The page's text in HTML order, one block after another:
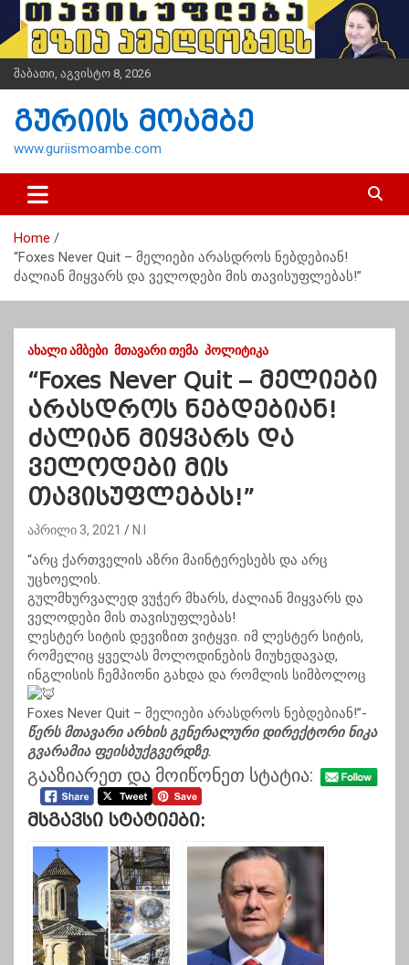
i
t
n
შაბათი, აგვისტო 8, 2026
გურიის მოამბე
www.guriismoambe.com
Home
“Foxes Never Quit – მელიები არასდროს ნებდებიან!
ძალიან მიყვარს და ველოდები მის თავისუფლებას!”
ᲐᲮᲐᲚᲘ ᲐᲛᲑᲔᲑᲘ ᲛᲗᲐᲕᲐᲠᲘ ᲗᲔᲛᲐ ᲞᲝᲚᲘᲢᲘᲙᲐ
“Foxes Never Quit – მელიები
არასდროს ნებდებიან!
ძალიან მიყვარს და
ველოდები მის
თავისუფლებას!”
აპრილი 3, 2021 N.I
“არც ქართველის აზრი მაინტერესებს და არც
უცხოელის.
გულმხურვალედ ვუჭერ მხარს, ძალიან მიყვარს და
ველოდები მის თავისუფლებას!
ლესტერ სიტის დევიზით ვიტყვი. იმ ლესტერ სიტის,
რომელიც ყველას მოლოდინების მიუხედავად,
ინგლისის ჩემპიონი გახდა და რომლის სიმბოლოც
Foxes Never Quit – მელიები არასდროს ნებდებიან!”-
წერს მთავარი არხის გენერალური დირექტორი ნიკა
გვარამია ფეისბუქგვერდზე.
გააზიარეთ და მოიწონეთ სტატია:
Მსგავსი Სტატიები: